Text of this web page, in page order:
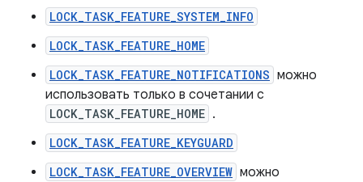
LOCK_TASK_FEATURE_SYSTEM_INFO
LOCK_TASK_FEATURE_HOME
LOCK_TASK_FEATURE_NOTIFICATIONS можно
использовать только в сочетании с
LOCK_TASK_FEATURE_HOME .
LOCK_TASK_FEATURE_KEYGUARD
LOCK_TASK_FEATURE_OVERVIEW можно